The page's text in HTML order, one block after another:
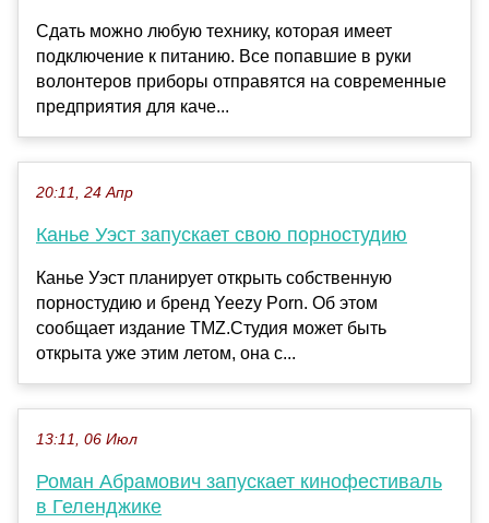
Сдать можно любую технику, которая имеет
подключение к питанию. Все попавшие в руки
волонтеров приборы отправятся на современные
предприятия для каче...
20:11, 24 Апр
Канье Уэст запускает свою порностудию
Канье Уэст планирует открыть собственную
порностудию и бренд Yeezy Porn. Об этом
сообщает издание TMZ.Студия может быть
открыта уже этим летом, она с...
13:11, 06 Июл
Роман Абрамович запускает кинофестиваль
в Геленджике